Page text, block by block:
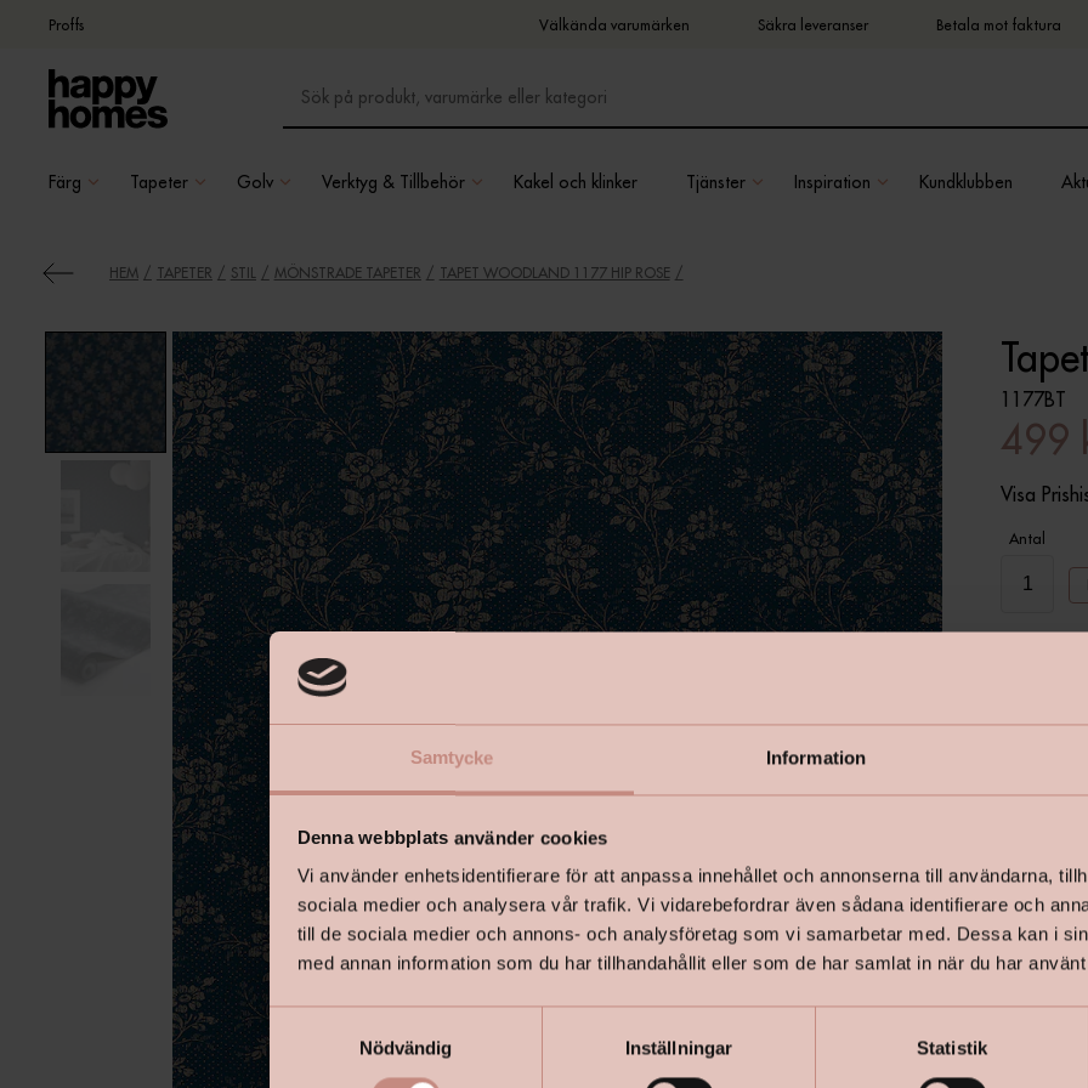
Samtycke Information
Denna webbplats använder cookies
Vi använder enhetsidentifierare för att anpassa innehållet och annonserna till användarna,
sociala medier och analysera vår trafik. Vi vidarebefordrar även sådana identifierare och
till de sociala medier och annons- och analysföretag som vi samarbetar med. Dessa kan i
med annan information som du har tillhandahållit eller som de har samlat in när du har
S
Nödvändig Inställningar Statistik
Proffs Välkända varumärken Säkra leveranser Betala mot faktura
Färg Tapeter Golv Verktyg & Tillbehör Kakel och klinker Tjänster Inspiration Kundklubben
HEM TAPETER STIL MÖNSTRADE TAPETER TAPET WOODLAND 1177 HIP ROSE
1177BT
499
Visa
Antal
Tapeten
stora
från
som då.
mörkblå